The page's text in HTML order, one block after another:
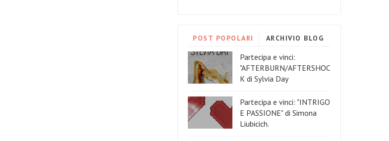
POST POPOLARI ARCHIVIO BLOG
Partecipa e vinci:
"AFTERBURN/AFTERSHOC
K di Sylvia Day
Partecipa e vinci: "INTRIGO
E PASSIONE" di Simona
Liubicich.